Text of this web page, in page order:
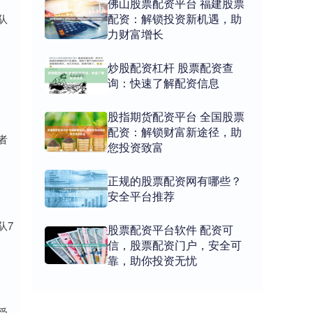
7
配资：解锁投资新机遇，助
力财富增长
炒股配资杠杆 股票配资查
询：快速了解配资信息
股指期货配资平台 全国股票
配资：解锁财富新途径，助
您投资致富
正规的股票配资网有哪些？
安全平台推荐
股票配资平台软件 配资可
信，股票配资门户，安全可
靠，助你投资无忧